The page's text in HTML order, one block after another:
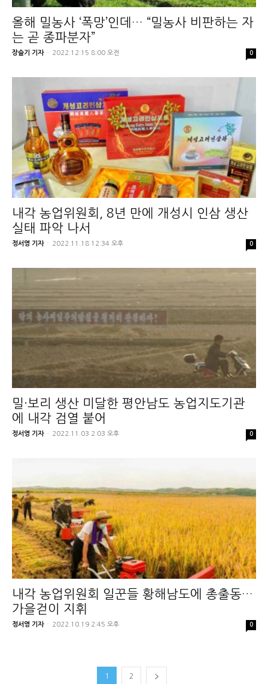
올해 밀농사 ‘폭망’인데… “밀농사 비판하는 자
는 곧 종파분자”
장슬기 기자 - 2022.12.15 8:00 오전 0
내각 농업위원회, 8년 만에 개성시 인삼 생산
실태 파악 나서
정서영 기자 - 2022.11.18 12:34 오후 0
밀·보리 생산 미달한 평안남도 농업지도기관
에 내각 검열 붙어
정서영 기자 - 2022.11.03 2:03 오후 0
내각 농업위원회 일꾼들 황해남도에 총출동…
가을걷이 지휘
정서영 기자 - 2022.10.19 2:45 오후 0
1 2